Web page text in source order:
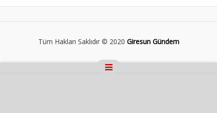
Tüm Hakları Saklıdır © 2020 Giresun Gündem